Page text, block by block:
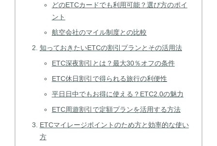
どのETCカードでも利用可能？選び方のポイ
ント
航空会社のマイル制度との比較
知っておきたいETCの割引プランとその活用法
ETC深夜割引とは？最大30％オフの条件
ETC休日割引で得られる旅行の利便性
平日日中でもお得に使える？ETC2.0の魅力
ETC周遊割引で定額プランを活用する方法
ETCマイレージポイントのため方と効率的な使い
方